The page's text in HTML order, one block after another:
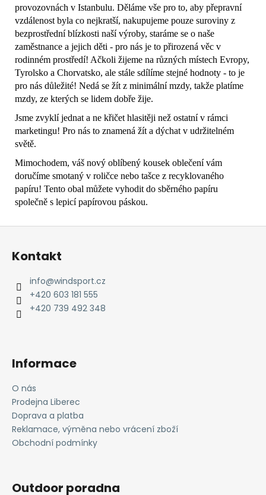
provozovnách v Istanbulu. Děláme vše pro to, aby přepravní
vzdálenost byla co nejkratší, nakupujeme pouze suroviny z
bezprostřední blízkosti naší výroby, staráme se o naše
zaměstnance a jejich děti - pro nás je to přirozená věc v
rodinném prostředí! Ačkoli žijeme na různých místech Evropy,
Tyrolsko a Chorvatsko, ale stále sdílíme stejné hodnoty - to je
pro nás důležité! Nedá se žít z minimální mzdy, takže platíme
mzdy, ze kterých se lidem dobře žije.
Jsme zvyklí jednat a ne křičet hlasitěji než ostatní v rámci
marketingu! Pro nás to znamená žít a dýchat v udržitelném
světě.
Mimochodem, váš nový oblíbený kousek oblečení vám
doručíme smotaný v roličce nebo tašce z recyklovaného
papíru! Tento obal můžete vyhodit do sběrného papíru
společně s lepicí papírovou páskou.
Z
Kontakt
info@windsport.cz
+420 603 181 555
+420 739 492 348
Informace
O nás
Prodejna Liberec
Doprava a platba
Reklamace, výměna nebo vrácení zboží
Obchodní podmínky
Outdoor poradna